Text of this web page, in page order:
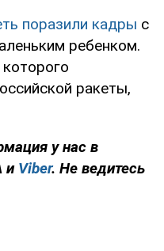
поразили кадры с
ребенком.
ракеты,
у нас в
и Viber. Не ведитесь